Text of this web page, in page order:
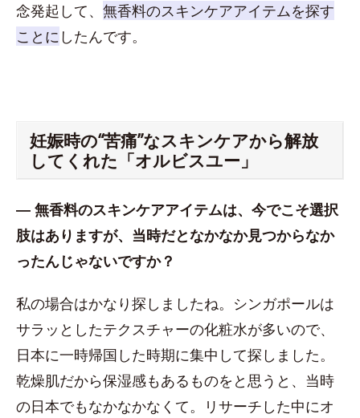
念発起して、 無香料のスキンケアアイテムを探す
ことに したんです。
妊娠時の“苦痛”なスキンケアから解放
してくれた「オルビスユー」
― 無香料のスキンケアアイテムは、今でこそ選択
肢はありますが、当時だとなかなか見つからなか
ったんじゃないですか？
私の場合はかなり探しましたね。シンガポールは
サラッとしたテクスチャーの化粧水が多いので、
日本に一時帰国した時期に集中して探しました。
乾燥肌だから保湿感もあるものをと思うと、当時
の日本でもなかなかなくて。リサーチした中にオ